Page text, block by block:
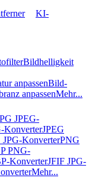
KI-
Bildhelligkeit
anpassenBild-
anpassenMehr...
JPEG-
KonverterJPEG
JPG-KonverterPNG
PNG-
KonverterJFIF JPG-
Mehr...